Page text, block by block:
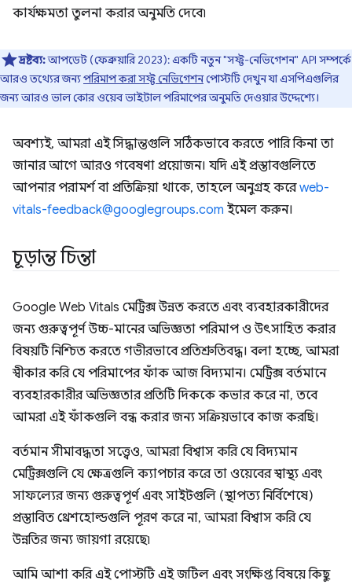
কার্যক্ষমতা তুলনা করার অনুমতি দেবে৷
দ্রষ্টব্য:আপডেট (ফেব্রুয়ারি 2023): একটি নতুন "সফ্ট-নেভিগেশন" API সম্পর্কে
আরও তথ্যের জন্যপরিমাপ করা সফ্ট নেভিগেশনপোস্টটি দেখুন যা এসপিএগুলির
জন্য আরও ভাল কোর ওয়েব ভাইটাল পরিমাপের অনুমতি দেওয়ার উদ্দেশ্যে।
অবশ্যই, আমরা এই সিদ্ধান্তগুলি সঠিকভাবে করতে পারি কিনা তা
জানার আগে আরও গবেষণা প্রয়োজন। যদি এই প্রস্তাবগুলিতে
আপনার পরামর্শ বা প্রতিক্রিয়া থাকে, তাহলে অনুগ্রহ করেweb-
vitals-feedback@googlegroups.com ইমেল করুন।
চূড়ান্ত চিন্তা
Google Web Vitals মেট্রিক্স উন্নত করতে এবং ব্যবহারকারীদের
জন্য গুরুত্বপূর্ণ উচ্চ-মানের অভিজ্ঞতা পরিমাপ ও উৎসাহিত করার
বিষয়টি নিশ্চিত করতে গভীরভাবে প্রতিশ্রুতিবদ্ধ। বলা হচ্ছে, আমরা
স্বীকার করি যে পরিমাপের ফাঁক আজ বিদ্যমান। মেট্রিক্স বর্তমানে
ব্যবহারকারীর অভিজ্ঞতার প্রতিটি দিককে কভার করে না, তবে
আমরা এই ফাঁকগুলি বন্ধ করার জন্য সক্রিয়ভাবে কাজ করছি।
বর্তমান সীমাবদ্ধতা সত্ত্বেও, আমরা বিশ্বাস করি যে বিদ্যমান
মেট্রিক্সগুলি যে ক্ষেত্রগুলি ক্যাপচার করে তা ওয়েবের স্বাস্থ্য এবং
সাফল্যের জন্য গুরুত্বপূর্ণ এবং সাইটগুলি (স্থাপত্য নির্বিশেষে)
প্রস্তাবিত থ্রেশহোল্ডগুলি পূরণ করে না, আমরা বিশ্বাস করি যে
উন্নতির জন্য জায়গা রয়েছে৷
আমি আশা করি এই পোস্টটি এই জটিল এবং সংক্ষিপ্ত বিষয়ে কিছু